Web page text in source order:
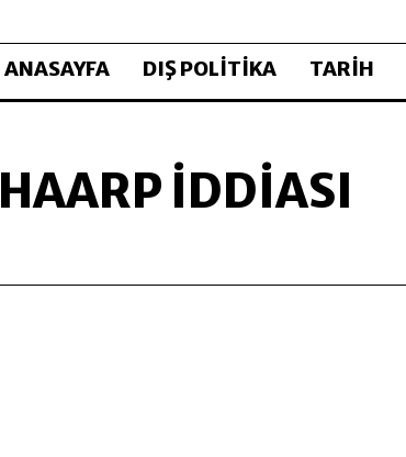
ANASAYFA DIŞ POLİTİKA TARİH
HAARP IDDIASI